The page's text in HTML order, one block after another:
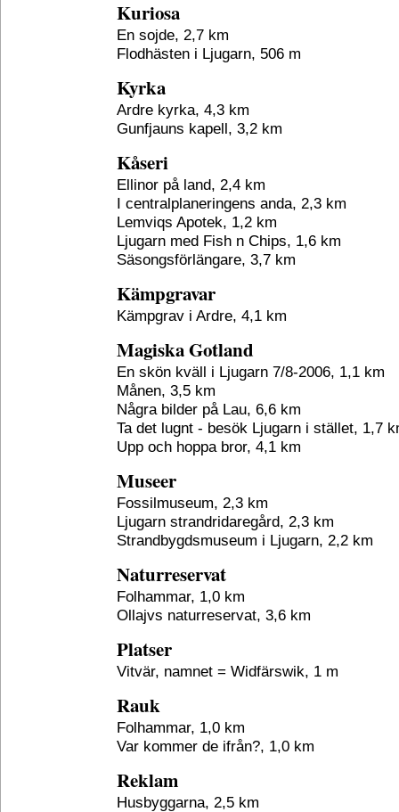
Kuriosa
En sojde, 2,7 km
Flodhästen i Ljugarn, 506 m
Kyrka
Ardre kyrka, 4,3 km
Gunfjauns kapell, 3,2 km
Kåseri
Ellinor på land, 2,4 km
I centralplaneringens anda, 2,3 km
Lemviqs Apotek, 1,2 km
Ljugarn med Fish n Chips, 1,6 km
Säsongsförlängare, 3,7 km
Kämpgravar
Kämpgrav i Ardre, 4,1 km
Magiska Gotland
En skön kväll i Ljugarn 7/8-2006, 1,1 km
Månen, 3,5 km
Några bilder på Lau, 6,6 km
Ta det lugnt - besök Ljugarn i stället, 1,7
Upp och hoppa bror, 4,1 km
Museer
Fossilmuseum, 2,3 km
Ljugarn strandridaregård, 2,3 km
Strandbygdsmuseum i Ljugarn, 2,2 km
Naturreservat
Folhammar, 1,0 km
Ollajvs naturreservat, 3,6 km
Platser
Vitvär, namnet = Widfärswik, 1 m
Rauk
Folhammar, 1,0 km
Var kommer de ifrån?, 1,0 km
Reklam
Husbyggarna, 2,5 km